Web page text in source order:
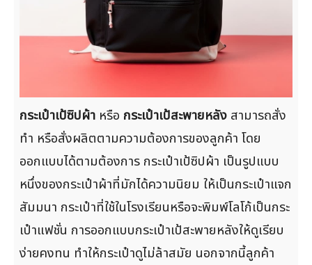
กระเป๋าเป้ซิปผ้า หรือ กระเป๋าเป้สะพายหลัง สามารถสั่ง
ทำ หรือสั่งผลิตตามความต้องการของลูกค้า โดย
ออกแบบได้ตามต้องการ กระเป๋าเป้ซิปผ้า เป็นรูปแบบ
หนึ่งของกระเป๋าผ้าที่มักได้ความนิยม ให้เป็นกระเป๋าแจก
สัมมนา กระเป๋าที่ใช้ในโรงเรียนหรือจะพิมพ์โลโก้เป็นกระ
เป๋าแฟชั่น การออกแบบกระเป๋าเป้สะพายหลังให้ดูเรียบ
ง่ายคงทน ทำให้กระเป๋าดูไม่ล้าสมัย นอกจากนี้ลูกค้า